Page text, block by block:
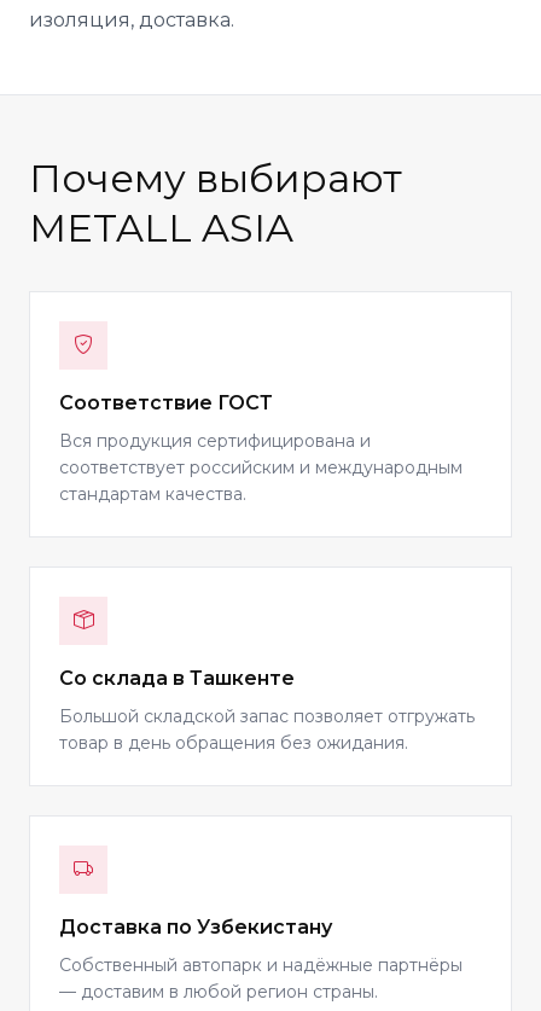
изоляция, доставка.
Почему выбирают
METALL ASIA
Соответствие ГОСТ
Вся продукция сертифицирована и
соответствует российским и международным
стандартам качества.
Со склада в Ташкенте
Большой складской запас позволяет отгружать
товар в день обращения без ожидания.
Доставка по Узбекистану
Собственный автопарк и надёжные партнёры
— доставим в любой регион страны.